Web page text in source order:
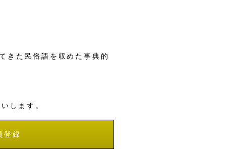
きた民俗語を収めた事典的
します。
登録